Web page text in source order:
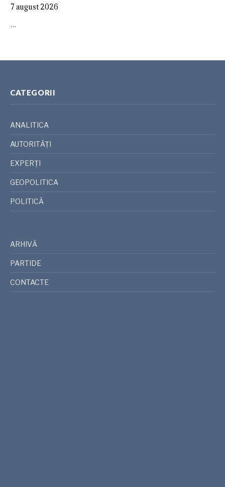
7 august 2026
…
CATEGORII
ANALITICA
AUTORITĂȚI
EXPERȚI
GEOPOLITICA
POLITICĂ
ARHIVĂ
PARTIDE
CONTACTE